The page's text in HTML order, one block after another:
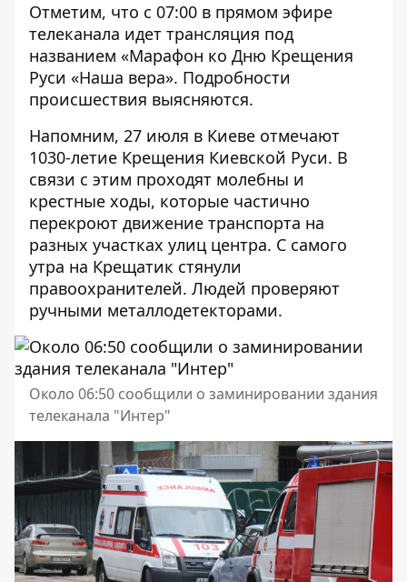
Отметим, что с 07:00 в прямом эфире
телеканала идет трансляция под
названием «Марафон ко Дню Крещения
Руси «Наша вера». Подробности
происшествия выясняются.
Напомним, 27 июля в Киеве отмечают
1030-летие Крещения Киевской Руси. В
связи с этим проходят молебны и
крестные ходы, которые частично
перекроют движение транспорта на
разных участках улиц центра. С самого
утра на Крещатик стянули
правоохранителей. Людей проверяют
ручными металлодетекторами.
Около 06:50 сообщили о заминировании здания
телеканала "Интер"